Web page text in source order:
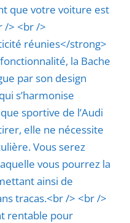
que votre voiture est
/> <br />
réunies</strong>
la Bache
par son design
s’harmonise
sportive de l’Audi
elle ne nécessite
Vous serez
vous pourrez la
ainsi de
tracas.<br /> <br />
rentable pour